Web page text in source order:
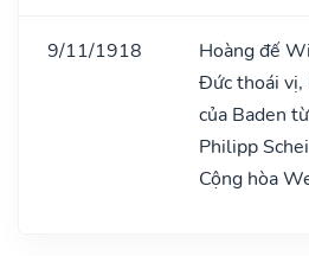
9/11/1918
Hoàng đế
Đức thoái vị,
của Baden
Philipp
Cộng hòa